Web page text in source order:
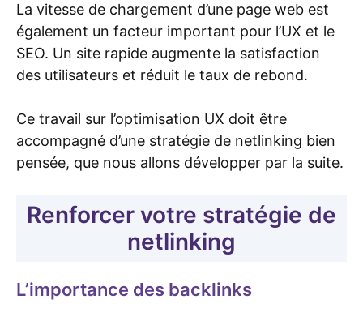
La vitesse de chargement d’une page web est
également un facteur important pour l’UX et le
SEO. Un site rapide augmente la satisfaction
des utilisateurs et réduit le taux de rebond.
Ce travail sur l’optimisation UX doit être
accompagné d’une stratégie de netlinking bien
pensée, que nous allons développer par la suite.
Renforcer votre stratégie de
netlinking
L’importance des backlinks